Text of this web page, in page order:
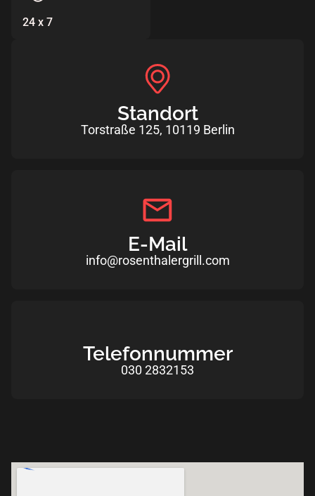
24 x 7
Standort
Torstraße 125, 10119 Berlin
E-Mail
info@rosenthalergrill.com
Telefonnummer
030 2832153